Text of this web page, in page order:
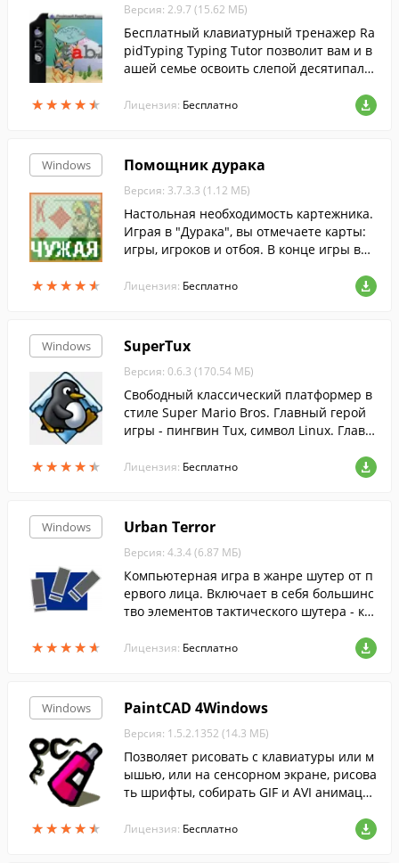
★★★★★
★★★★★
Версия: 2.9.7 (15.62 МБ)
Бесплатный клавиатурный тренажер Ra
pidTyping Typing Tutor позволит вам и в
ашей семье освоить слепой десятипаль
уроков. Тренажер успешно обучит вас и
ваших детей печатать быстро и без оши
Лицензия: Бесплатно
Windows
★★★★★
★★★★★
Помощник дурака
Версия: 3.7.3.3 (1.12 МБ)
Настольная необходимость картежника.
Играя в "Дурака", вы отмечаете карты:
игры, игроков и отбоя. В конце игры вы
Лицензия: Бесплатно
Windows
★★★★★
★★★★★
SuperTux
Версия: 0.6.3 (170.54 МБ)
Свободный классический платформер в
стиле Super Mario Bros. Главный герой
игры - пингвин Tux, символ Linux. Главн
тать как можно больше очков.
Лицензия: Бесплатно
Windows
★★★★★
★★★★★
Urban Terror
Версия: 4.3.4 (6.87 МБ)
Компьютерная игра в жанре шутер от п
ервого лица. Включает в себя большинс
тво элементов тактического шутера - ко
тью.
Лицензия: Бесплатно
Windows
★★★★★
★★★★★
PaintCAD 4Windows
Версия: 1.5.2.1352 (14.3 МБ)
Позволяет рисовать с клавиатуры или м
ышью, или на сенсорном экране, рисова
ть шрифты, собирать GIF и AVI анимаци
пр.
Лицензия: Бесплатно